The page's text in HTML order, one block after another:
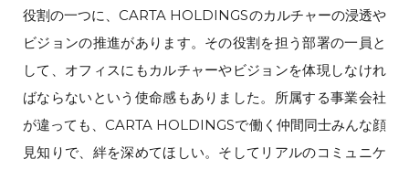
役割の一つに、CARTA HOLDINGSのカルチャーの浸透や
ビジョンの推進があります。その役割を担う部署の一員と
して、オフィスにもカルチャーやビジョンを体現しなけれ
ばならないという使命感もありました。所属する事業会社
が違っても、CARTA HOLDINGSで働く仲間同士みんな顔
見知りで、絆を深めてほしい。そしてリアルのコミュニケ